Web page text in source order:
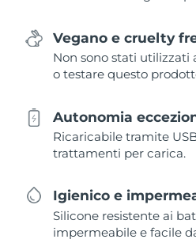
Vegano e cruelty
Non sono stati utilizzati
o testare questo
Autonomia
Ricaricabile tramite
trattamenti per carica.
Igienico e
Silicone resistente ai
impermeabile e facile